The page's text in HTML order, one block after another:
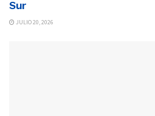
Sur
JULIO 20, 2026